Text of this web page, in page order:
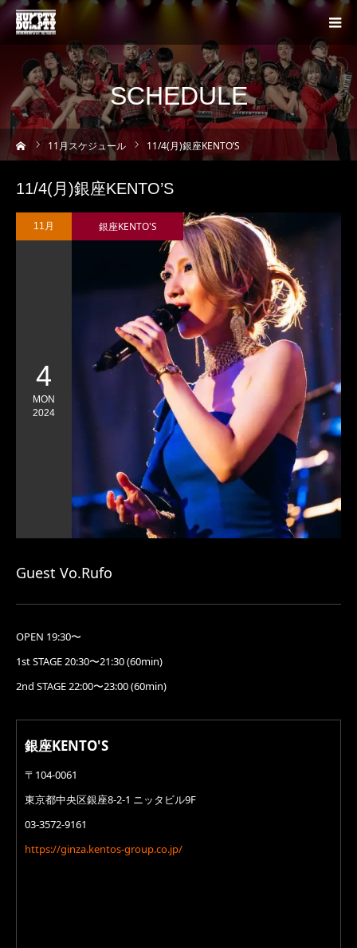
SCHEDULE
ム 11月スケジュール 11/4(月)銀座KENTO’S
11/4(月)銀座KENTO’S
11月
4
MON
2024
銀座KENTO'S
Guest Vo.Rufo
OPEN 19:30〜
1st STAGE 20:30〜21:30 (60min)
2nd STAGE 22:00〜23:00 (60min)
銀座KENTO'S
〒104-0061
東京都中央区銀座8-2-1 ニッタビル9F
03-3572-9161
https://ginza.kentos-group.co.jp/